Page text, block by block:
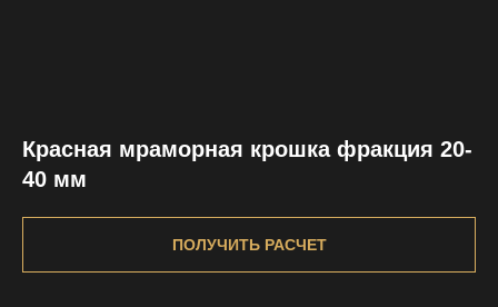
Красная мраморная крошка фракция 20-
40 мм
ПОЛУЧИТЬ РАСЧЕТ